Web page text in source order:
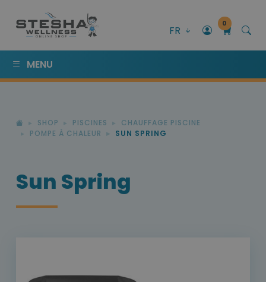
FR
0
MENU
SHOP PISCINES
CHAUFFAGE PISCINE
POMPE À CHALEUR
SUN SPRING
Sun Spring